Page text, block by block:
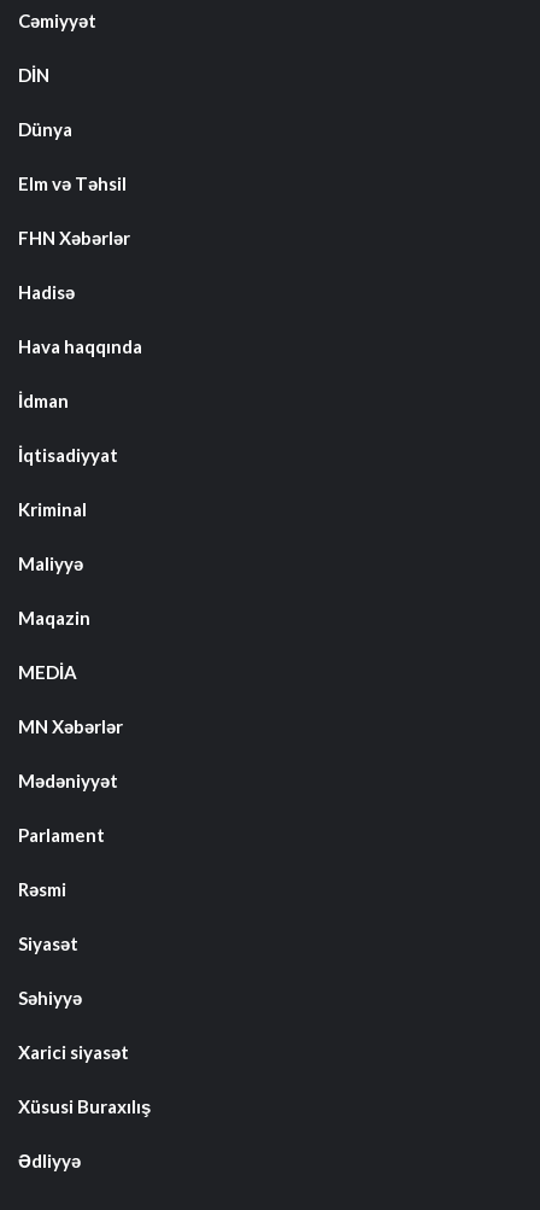
Cəmiyyət
DİN
Dünya
Elm və Təhsil
FHN Xəbərlər
Hadisə
Hava haqqında
İdman
İqtisadiyyat
Kriminal
Maliyyə
Maqazin
MEDİA
MN Xəbərlər
Mədəniyyət
Parlament
Rəsmi
Siyasət
Səhiyyə
Xarici siyasət
Xüsusi Buraxılış
Ədliyyə